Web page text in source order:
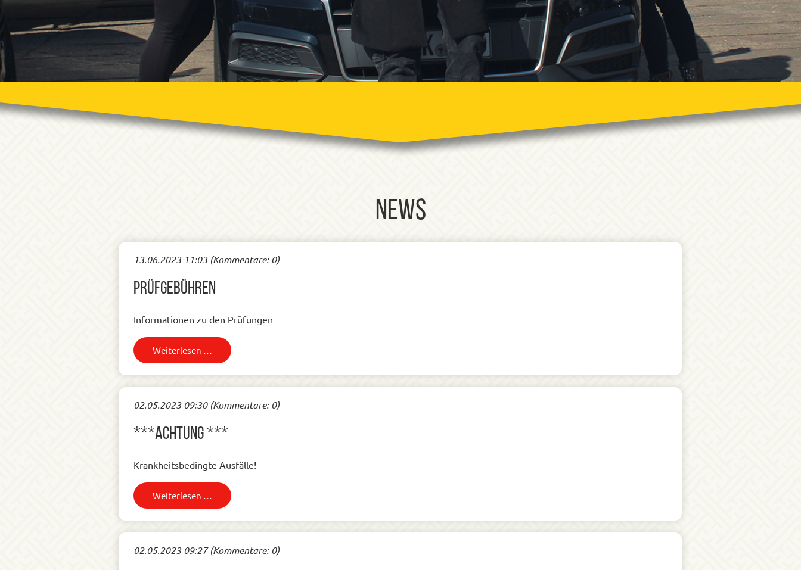
News
13.06.2023 11:03(Kommentare: 0)
Prüfgebühren
Informationen zu den Prüfungen
Weiterlesen …
02.05.2023 09:30(Kommentare: 0)
***ACHTUNG ***
Krankheitsbedingte Ausfälle!
Weiterlesen …
02.05.2023 09:27(Kommentare: 0)